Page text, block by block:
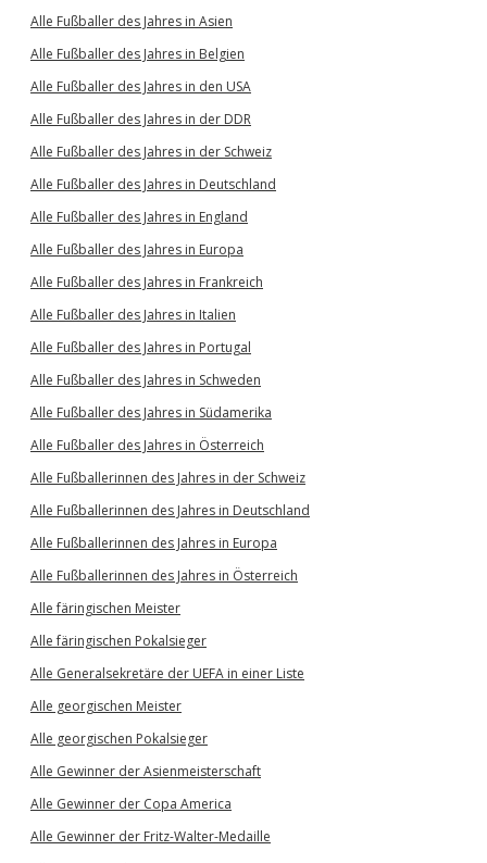
Alle Fußballer des Jahres in Asien
Alle Fußballer des Jahres in Belgien
Alle Fußballer des Jahres in den USA
Alle Fußballer des Jahres in der DDR
Alle Fußballer des Jahres in der Schweiz
Alle Fußballer des Jahres in Deutschland
Alle Fußballer des Jahres in England
Alle Fußballer des Jahres in Europa
Alle Fußballer des Jahres in Frankreich
Alle Fußballer des Jahres in Italien
Alle Fußballer des Jahres in Portugal
Alle Fußballer des Jahres in Schweden
Alle Fußballer des Jahres in Südamerika
Alle Fußballer des Jahres in Österreich
Alle Fußballerinnen des Jahres in der Schweiz
Alle Fußballerinnen des Jahres in Deutschland
Alle Fußballerinnen des Jahres in Europa
Alle Fußballerinnen des Jahres in Österreich
Alle färingischen Meister
Alle färingischen Pokalsieger
Alle Generalsekretäre der UEFA in einer Liste
Alle georgischen Meister
Alle georgischen Pokalsieger
Alle Gewinner der Asienmeisterschaft
Alle Gewinner der Copa America
Alle Gewinner der Fritz-Walter-Medaille